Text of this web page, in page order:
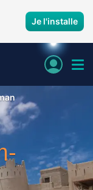
Je l'installe